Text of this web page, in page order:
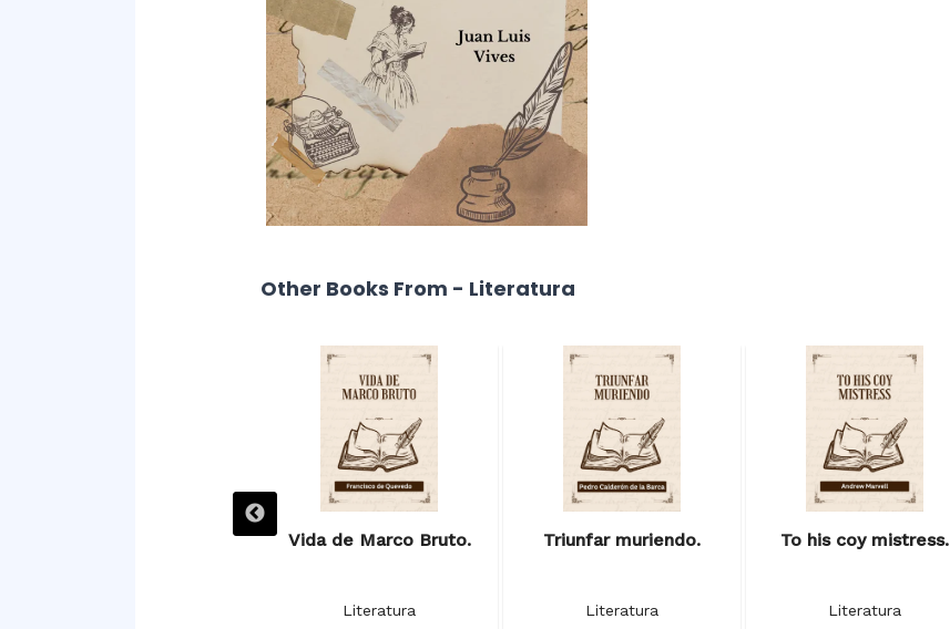
Other Books From - Literatura
Vida de Marco Bruto.
Literatura
Triunfar muriendo.
Literatura
To his coy mistress.
Literatura